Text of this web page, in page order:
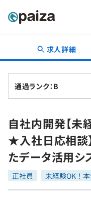
転職・キャリア
転職成功ガイド
転職エージェント
インタビュー
転職成功ガイド
新卒就活
求人検索
本選考
インターン
学習
問題集
プログラミング言語
ゲーム・マンガ
求人詳細
通過ランク：B
自社内開発【
★入社日応相談
たデータ活用シ
正社員 未経験OK！